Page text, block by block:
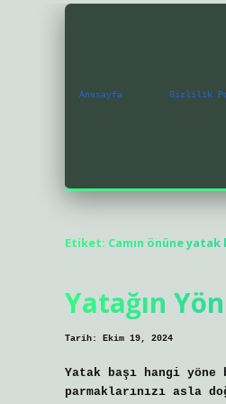
Anasayfa Gizlilik
Etiket: Camın önüne
Yatağın
Tarih: Ekim 19, 2024
Yatak başı hangi yöne
parmaklarınızı asla